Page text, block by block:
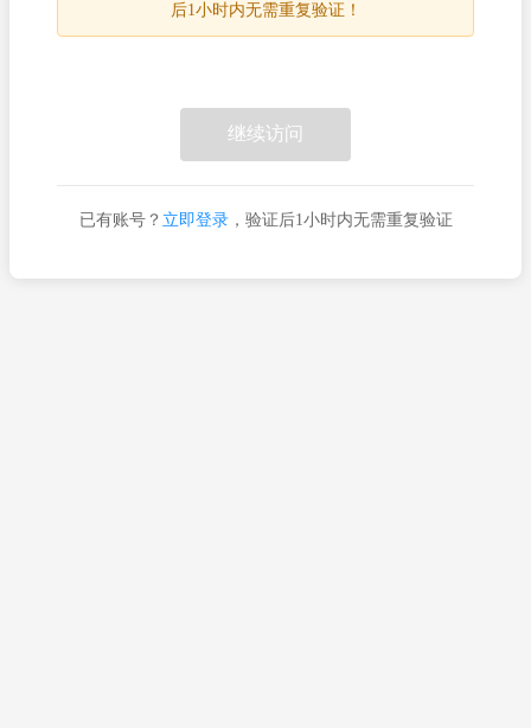
后1小时内无需重复验证！
继续访问
已有账号？ 立即登录，验证后1小时内无需重复验证